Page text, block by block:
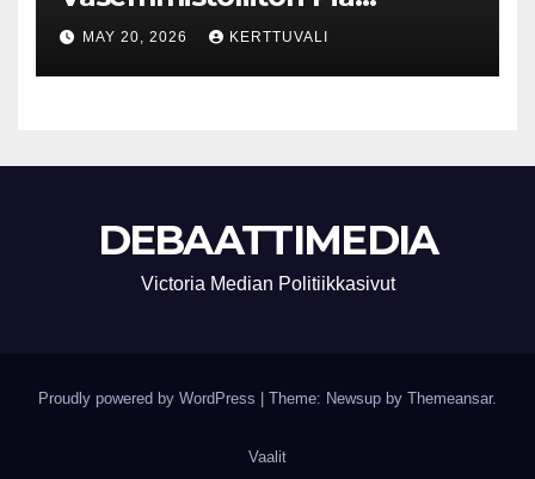
Lohikoski: Missä viipyy Orpon
hallituksen drooniohjeistus
kunnille?
MAY 20, 2026 KERTTUVALI
DEBAATTIMEDIA
Victoria Median Politiikkasivut
Proudly powered by WordPress Theme: Newsup by Themeansar.
Vaalit